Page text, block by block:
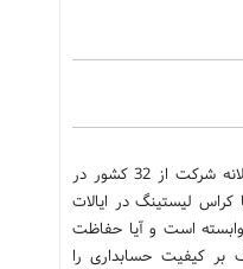
با استفاده از 42.808 مشاهده سالانه شرکت از 32 کشور در
کراس لیستینگ در ایالات
است و آیا حفاظت
بر کیفیت حسابداری را